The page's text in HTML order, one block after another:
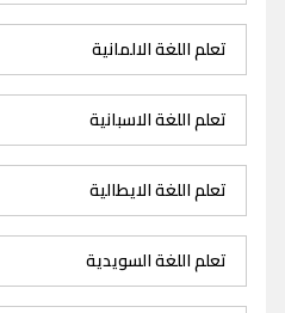
تعلم اللغة الالمانية
تعلم اللغة الاسبانية
تعلم اللغة الايطالية
تعلم اللغة السويدية